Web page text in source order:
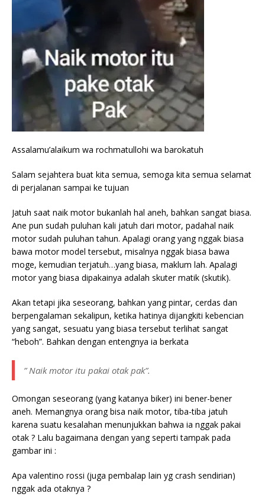
Assalamu’alaikum wa rochmatullohi wa barokatuh
Salam sejahtera buat kita semua, semoga kita semua selamat
di perjalanan sampai ke tujuan
Jatuh saat naik motor bukanlah hal aneh, bahkan sangat biasa.
Ane pun sudah puluhan kali jatuh dari motor, padahal naik
motor sudah puluhan tahun. Apalagi orang yang nggak biasa
bawa motor model tersebut, misalnya nggak biasa bawa
moge, kemudian terjatuh…yang biasa, maklum lah. Apalagi
motor yang biasa dipakainya adalah skuter matik (skutik).
Akan tetapi jika seseorang, bahkan yang pintar, cerdas dan
berpengalaman sekalipun, ketika hatinya dijangkiti kebencian
yang sangat, sesuatu yang biasa tersebut terlihat sangat
“heboh”. Bahkan dengan entengnya ia berkata
” Naik motor itu pakai otak pak”.
Omongan seseorang (yang katanya biker) ini bener-bener
aneh. Memangnya orang bisa naik motor, tiba-tiba jatuh
karena suatu kesalahan menunjukkan bahwa ia nggak pakai
otak ? Lalu bagaimana dengan yang seperti tampak pada
gambar ini :
Apa valentino rossi (juga pembalap lain yg crash sendirian)
nggak ada otaknya ?